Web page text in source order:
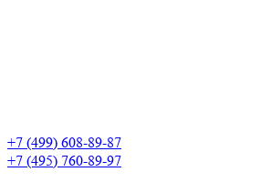
+7 (499) 608-89-87
+7 (495) 760-89-97